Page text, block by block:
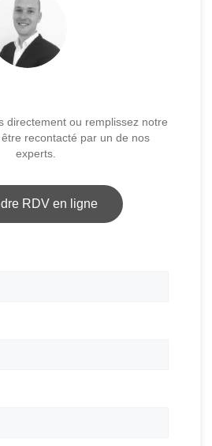
directement ou remplissez notre
recontacté par un de nos
experts.
RDV en ligne